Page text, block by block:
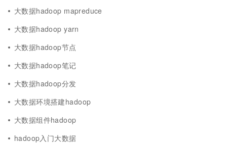
大数据hadoop mapreduce
大数据hadoop yarn
大数据hadoop节点
大数据hadoop笔记
大数据hadoop分发
大数据环境搭建hadoop
大数据组件hadoop
hadoop入门大数据